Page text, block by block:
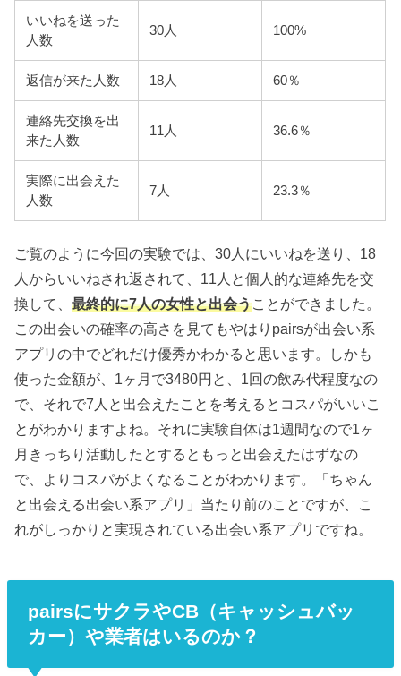
いいねを送った
人数
30人 100%
返信が来た人数 18人 60％
連絡先交換を出
来た人数
11人 36.6％
実際に出会えた
人数
7人 23.3％
ご覧のように今回の実験では、30人にいいねを送り、18
人からいいねされ返されて、11人と個人的な連絡先を交
換して、最終的に7人の女性と出会うことができました。
この出会いの確率の高さを見てもやはりpairsが出会い系
アプリの中でどれだけ優秀かわかると思います。しかも
使った金額が、1ヶ月で3480円と、1回の飲み代程度なの
で、それで7人と出会えたことを考えるとコスパがいいこ
とがわかりますよね。それに実験自体は1週間なので1ヶ
月きっちり活動したとするともっと出会えたはずなの
で、よりコスパがよくなることがわかります。「ちゃん
と出会える出会い系アプリ」当たり前のことですが、こ
れがしっかりと実現されている出会い系アプリですね。
pairsにサクラやCB（キャッシュバッ
カー）や業者はいるのか？